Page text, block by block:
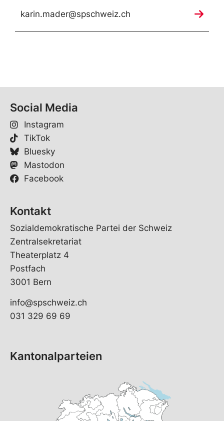
karin.mader@spschweiz.ch
Social Media
Instagram
TikTok
Bluesky
Mastodon
Facebook
Kontakt
Sozialdemokratische Partei der Schweiz
Zentralsekretariat
Theaterplatz 4
Postfach
3001 Bern
info@spschweiz.ch
031 329 69 69
Kantonalparteien